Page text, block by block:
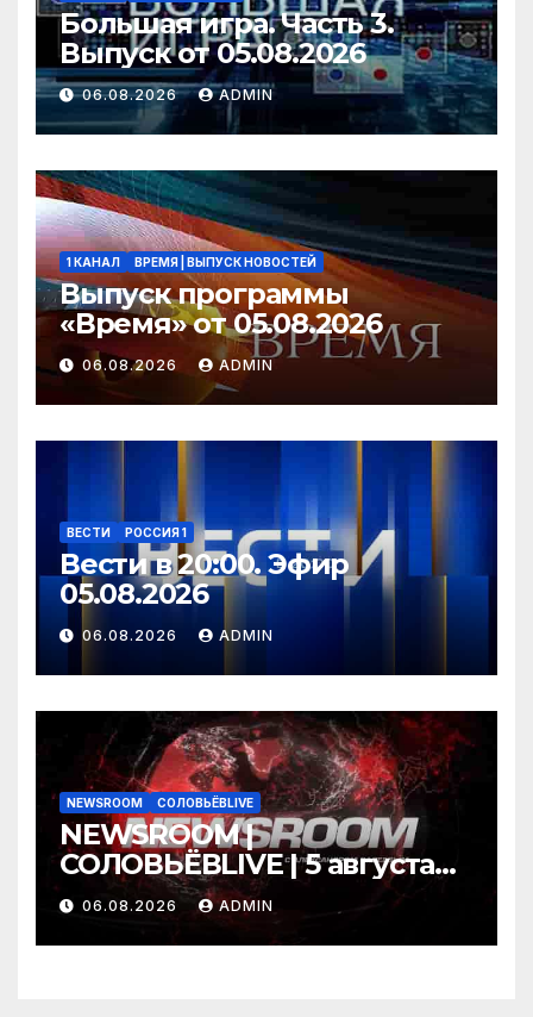
Большая игра. Часть 3.
Выпуск от 05.08.2026
06.08.2026 ADMIN
1 КАНАЛ ВРЕМЯ | ВЫПУСК НОВОСТЕЙ
Выпуск программы
«Время» от 05.08.2026
06.08.2026 ADMIN
ВЕСТИ РОССИЯ 1
Вести в 20:00. Эфир
05.08.2026
06.08.2026 ADMIN
NEWSROOM СОЛОВЬЁВLIVE
NEWSROOM |
СОЛОВЬЁВLIVE | 5 августа
2026 года
06.08.2026 ADMIN